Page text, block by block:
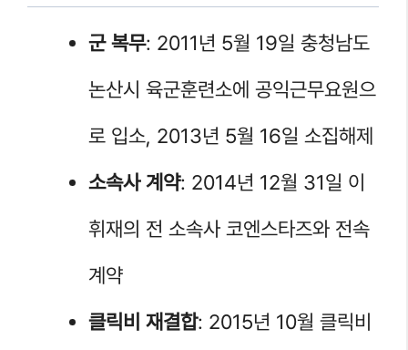
군 복무: 2011년 5월 19일 충청남도
논산시 육군훈련소에 공익근무요원으
로 입소, 2013년 5월 16일 소집해제
소속사 계약: 2014년 12월 31일 이
휘재의 전 소속사 코엔스타즈와 전속
계약
클릭비 재결합: 2015년 10월 클릭비